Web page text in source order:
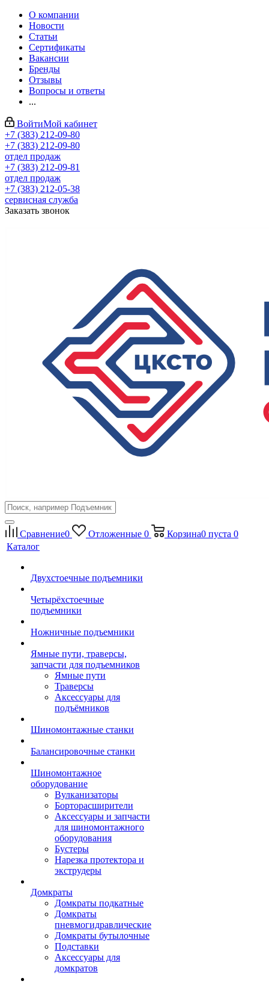
О компании
Новости
Статьи
Сертификаты
Вакансии
Бренды
Отзывы
Вопросы и ответы
...
ВойтиМой кабинет
+7 (383) 212-09-80
+7 (383) 212-09-80
отдел продаж
+7 (383) 212-09-81
отдел продаж
+7 (383) 212-05-38
сервисная служба
Заказать звонок
Сравнение0 Отложенные 0 Корзина0 пуста 0
Каталог
Двухстоечные подъемники
Четырёхстоечные
подъемники
Ножничные подъемники
Ямные пути, траверсы,
запчасти для подъемников
Ямные пути
Траверсы
Аксессуары для
подъёмников
Шиномонтажные станки
Балансировочные станки
Шиномонтажное
оборудование
Вулканизаторы
Борторасширители
Аксессуары и запчасти
для шиномонтажного
оборудования
Бустеры
Нарезка протектора и
экструдеры
Домкраты
Домкраты подкатные
Домкраты
пневмогидравлические
Домкраты бутылочные
Подставки
Аксессуары для
домкратов